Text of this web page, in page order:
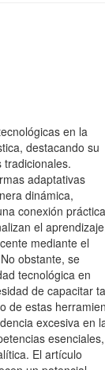
en la
destacando su
adaptativas
dinámica,
conexión práctica
el
mediante el
obstante, se
tecnológica en
de capacitar
de estas
excesiva en
esenciales,
El artículo